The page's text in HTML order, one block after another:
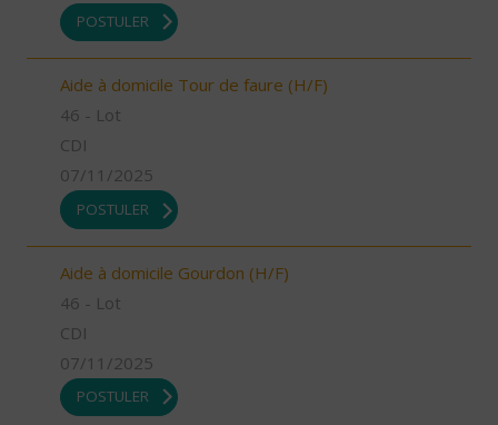
POSTULER
Aide à domicile Tour de faure (H/F)
46 - Lot
CDI
07/11/2025
POSTULER
Aide à domicile Gourdon (H/F)
46 - Lot
CDI
07/11/2025
POSTULER